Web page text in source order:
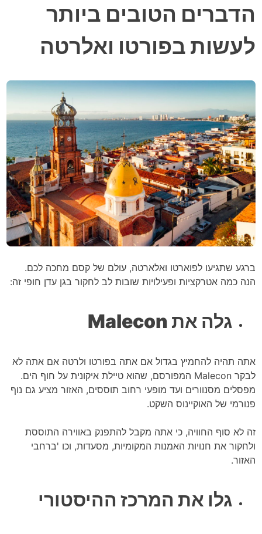
הדברים הטובים ביותר
לעשות בפורטו ואלרטה
ברגע שתגיעו לפוארטו ואלארטה, עולם של קסם מחכה לכם.
הנה כמה אטרקציות ופעילויות שובות לב לחקור בגן עדן חופי זה:
גלה את Malecon
אתה תהיה להחמיץ בגדול אם אתה בפורטו ולרטה אם אתה לא
לבקר Malecon המפורסם, שהוא טיילת איקונית על חוף הים.
מפסלים מסנוורים ועד מופעי רחוב תוססים, האזור מציע גם נוף
פנורמי של האוקיינוס השקט.
זה לא סוף החוויה, כי אתה מקבל להתפנק באווירה התוססת
ולחקור את חנויות האמנות המקומיות, מסעדות, וכו 'ברחבי
האזור.
גלו את המרכז ההיסטורי